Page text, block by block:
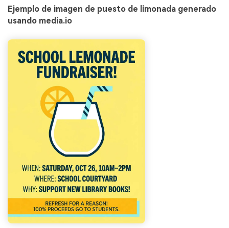
Ejemplo de imagen de puesto de limonada generado
usando media.io